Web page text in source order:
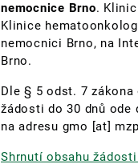
nemocnice Brno.
Klinice
nemocnici Brno, na
Brno.
Dle § 5 odst. 7 zákona
žádosti do 30 dnů ode
na adresu gmo [at]
Shrnutí obsahu